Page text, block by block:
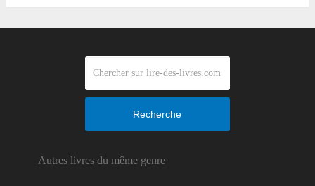
Recherche
Autres livres du même genre